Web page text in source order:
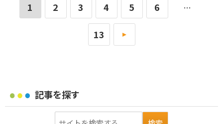
1 2 3 4 5 6 …
13 »
記事を探す